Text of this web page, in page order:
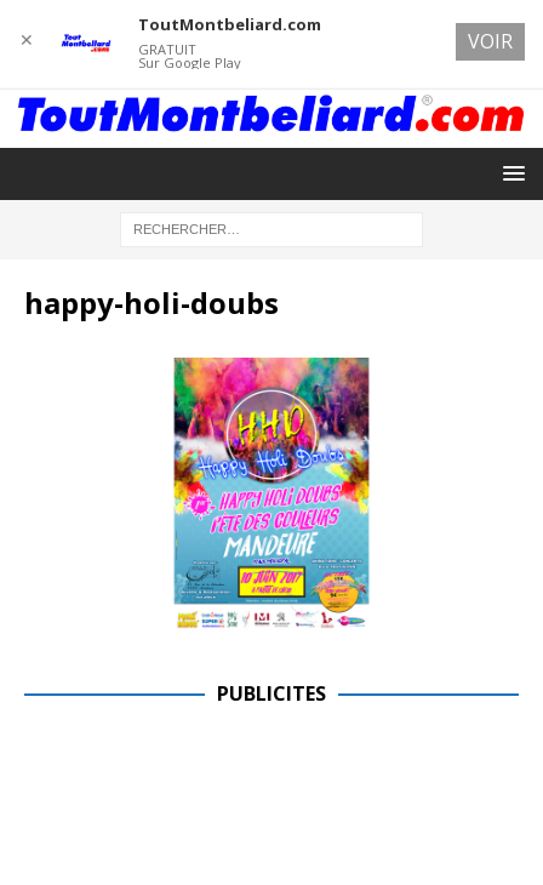
happy-holi-doubs
PUBLICITES
✕
ToutMontbeliard.com
GRATUIT
Sur Google Play
VOIR